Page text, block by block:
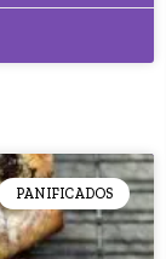
PANIFICADOS